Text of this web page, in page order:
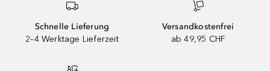
Schnelle Lieferung
2–4 Werktage Lieferzeit
Versandkostenfrei
ab 49,95 CHF